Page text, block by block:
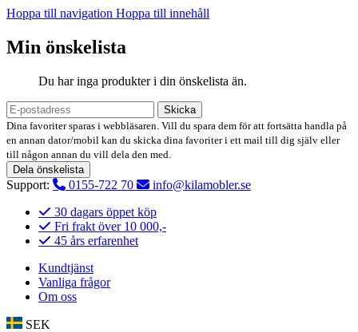
Hoppa till navigation Hoppa till innehåll
Min önskelista
Du har inga produkter i din önskelista än.
Skicka
Dina favoriter sparas i webbläsaren. Vill du spara dem för att fortsätta handla på
en annan dator/mobil kan du skicka dina favoriter i ett mail till dig själv eller
till någon annan du vill dela den med.
Dela önskelista
Support: 0155-722 70
info@kilamobler.se
30 dagars öppet köp
Fri frakt över 10 000,-
45 års erfarenhet
Kundtjänst
Vanliga frågor
Om oss
SEK